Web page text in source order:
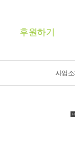
후원하기
사업소